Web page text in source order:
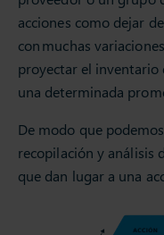
acciones como dejar
con muchas
proyectar el
una determinada
De modo que
recopilación y análisis
que dan lugar a una